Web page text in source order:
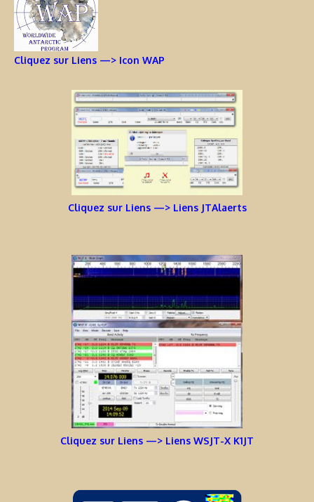
Cliquez sur Liens —> Icon WAP
Cliquez sur Liens —> Liens JTAlaerts
Cliquez sur Liens —> Liens WSJT-X K1JT